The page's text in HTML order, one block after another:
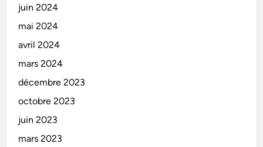
juin 2024
mai 2024
avril 2024
mars 2024
décembre 2023
octobre 2023
juin 2023
mars 2023